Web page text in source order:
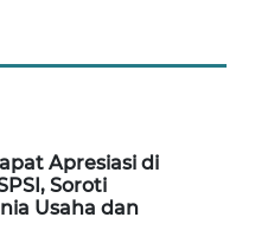
Apresiasi di
Soroti
Usaha dan